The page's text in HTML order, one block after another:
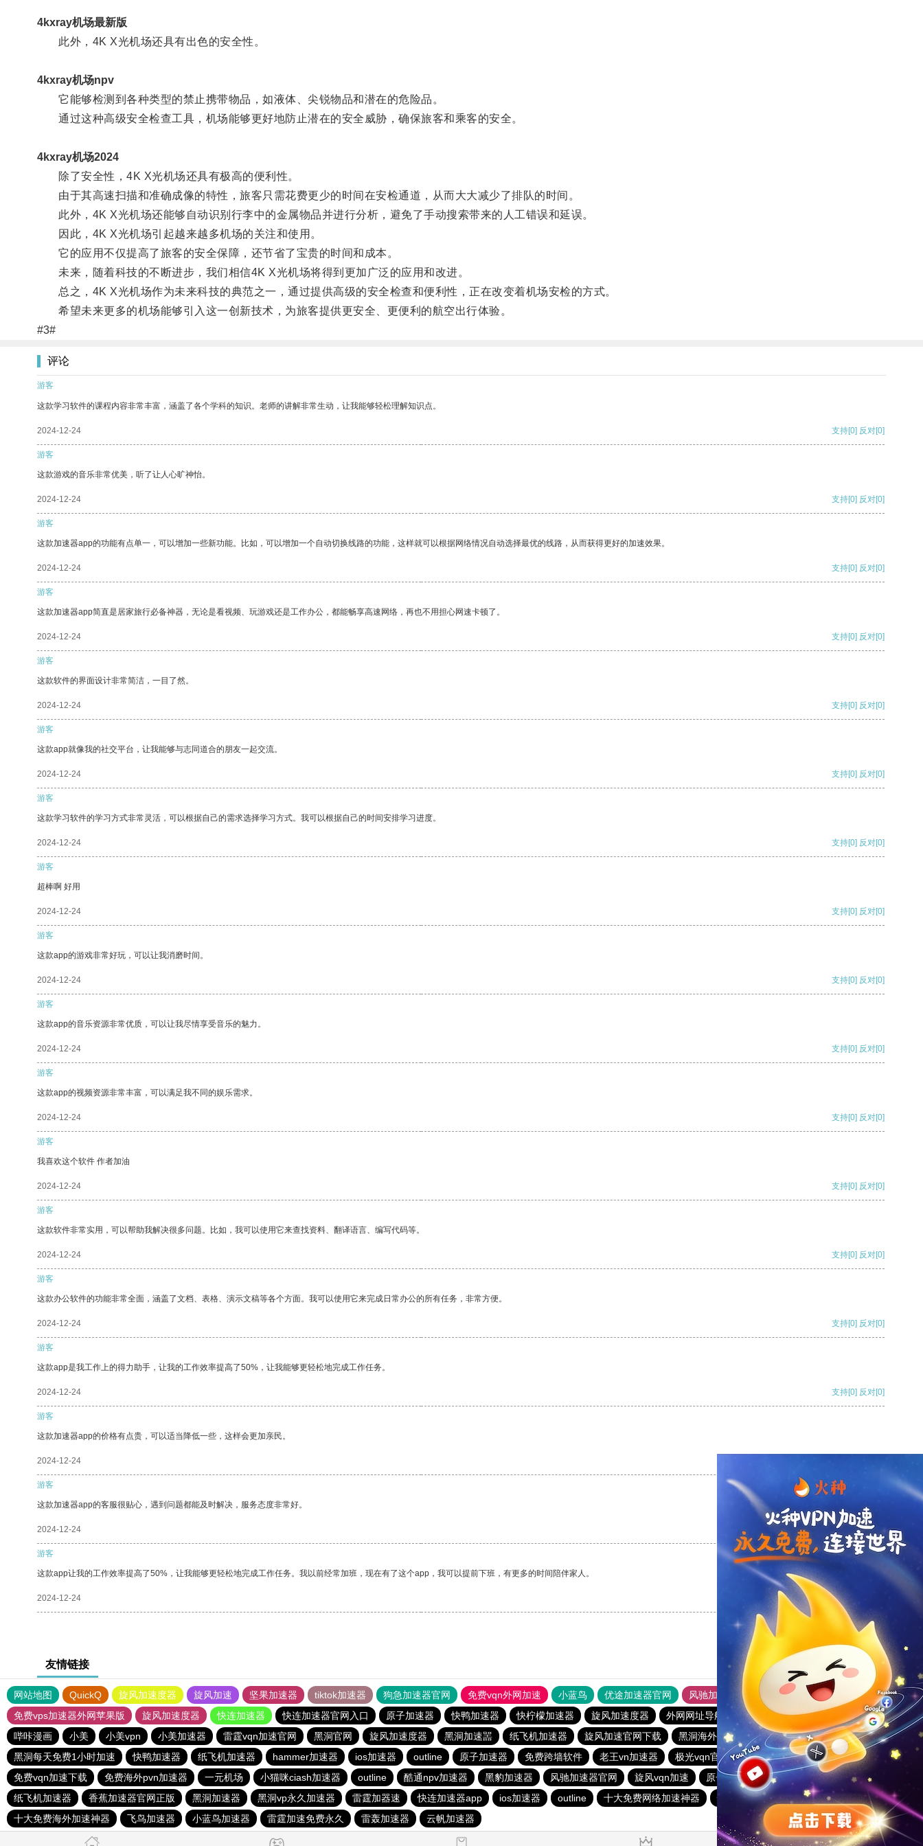
4kxray机场最新版
此外，4K X光机场还具有出色的安全性。
4kxray机场npv
它能够检测到各种类型的禁止携带物品，如液体、尖锐物品和潜在的危险品。
通过这种高级安全检查工具，机场能够更好地防止潜在的安全威胁，确保旅客和乘客的安全。
4kxray机场2024
除了安全性，4K X光机场还具有极高的便利性。
由于其高速扫描和准确成像的特性，旅客只需花费更少的时间在安检通道，从而大大减少了排队的时间。
此外，4K X光机场还能够自动识别行李中的金属物品并进行分析，避免了手动搜索带来的人工错误和延误。
因此，4K X光机场引起越来越多机场的关注和使用。
它的应用不仅提高了旅客的安全保障，还节省了宝贵的时间和成本。
未来，随着科技的不断进步，我们相信4K X光机场将得到更加广泛的应用和改进。
总之，4K X光机场作为未来科技的典范之一，通过提供高级的安全检查和便利性，正在改变着机场安检的方式。
希望未来更多的机场能够引入这一创新技术，为旅客提供更安全、更便利的航空出行体验。
#3#
评论
游客
这款学习软件的课程内容非常丰富，涵盖了各个学科的知识。老师的讲解非常生动，让我能够轻松理解知识点。
2024-12-24 支持[0] 反对[0]
游客
这款游戏的音乐非常优美，听了让人心旷神怡。
2024-12-24 支持[0] 反对[0]
游客
这款加速器app的功能有点单一，可以增加一些新功能。比如，可以增加一个自动切换线路的功能，这样就可以根据网络情况自动选择最优的线路，从而获得更好的加速效果。
2024-12-24 支持[0] 反对[0]
游客
这款加速器app简直是居家旅行必备神器，无论是看视频、玩游戏还是工作办公，都能畅享高速网络，再也不用担心网速卡顿了。
2024-12-24 支持[0] 反对[0]
游客
这款软件的界面设计非常简洁，一目了然。
2024-12-24 支持[0] 反对[0]
游客
这款app就像我的社交平台，让我能够与志同道合的朋友一起交流。
2024-12-24 支持[0] 反对[0]
游客
这款学习软件的学习方式非常灵活，可以根据自己的需求选择学习方式。我可以根据自己的时间安排学习进度。
2024-12-24 支持[0] 反对[0]
游客
超棒啊 好用
2024-12-24 支持[0] 反对[0]
游客
这款app的游戏非常好玩，可以让我消磨时间。
2024-12-24 支持[0] 反对[0]
游客
这款app的音乐资源非常优质，可以让我尽情享受音乐的魅力。
2024-12-24 支持[0] 反对[0]
游客
这款app的视频资源非常丰富，可以满足我不同的娱乐需求。
2024-12-24 支持[0] 反对[0]
游客
我喜欢这个软件 作者加油
2024-12-24 支持[0] 反对[0]
游客
这款软件非常实用，可以帮助我解决很多问题。比如，我可以使用它来查找资料、翻译语言、编写代码等。
2024-12-24 支持[0] 反对[0]
游客
这款办公软件的功能非常全面，涵盖了文档、表格、演示文稿等各个方面。我可以使用它来完成日常办公的所有任务，非常方便。
2024-12-24 支持[0] 反对[0]
游客
这款app是我工作上的得力助手，让我的工作效率提高了50%，让我能够更轻松地完成工作任务。
2024-12-24 支持[0] 反对[0]
游客
这款加速器app的价格有点贵，可以适当降低一些，这样会更加亲民。
2024-12-24
游客
这款加速器app的客服很贴心，遇到问题都能及时解决，服务态度非常好。
2024-12-24 支持 [0] 反对 [0]
游客
这款app让我的工作效率提高了50%，让我能够更轻松地完成工作任务。我以前经常加班，现在有了这个app，我可以提前下班，有更多的时间陪伴家人。
2024-12-24 支持
友情链接
网站地图 QuickQ 旋风加速度器 旋风加速 坚果加速器 tiktok加速器 狗急加速器官网 免费vqn外网加速 小蓝鸟 优途加速器官网 风驰加速器
旋风加速器
免费vps加速器外网苹果版
旋风加速度器 快连加速器 快连加速器官网入口 原子加速器 快鸭加速器 快柠檬加速器 旋风加速度器 外网网址导航 软件中心 雷霆加速
狂飙加速器
哔咔漫画
小美 小美vpn 小美加速器 雷霆vqn加速官网 黑洞官网 旋风加速度器 黑洞加速噐 纸飞机加速器 旋风加速官网下载 黑洞海外npv加速梯子 一元机场
v蚂蚁加速器
黑洞每天免费1小时加速
快鸭加速器 纸飞机加速器 hammer加速器 ios加速器 outline 原子加速器 免费跨墙软件 老王vn加速器 极光vqn官网 加速器黑洞
outline
免费vqn加速下载
免费海外pvn加速器 一元机场 小猫咪ciash加速器 outline 酷通npv加速器 黑豹加速器 风驰加速器官网 旋风vqn加速 原子加速器app官方下载
outline
纸飞机加速器
香蕉加速器官网正版 黑洞加速器 黑洞vp永久加速器 雷霆加器速 快连加速器app ios加速器 outline 十大免费网络加速神器
快鸭加速器官网app
十大免费海外加速神器
飞鸟加速器 小蓝鸟加速器 雷霆加速免费永久 雷轰加速器 云帆加速器